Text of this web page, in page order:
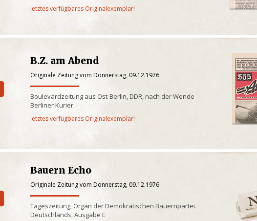
letztes verfügbares Originalexemplar!
B.Z. am Abend
Originale Zeitung vom Donnerstag, 09.12.1976
Boulevardzeitung aus Ost-Berlin, DDR, nach der Wende
Berliner Kurier
letztes verfügbares Originalexemplar!
Bauern Echo
Originale Zeitung vom Donnerstag, 09.12.1976
Tageszeitung, Organ der Demokratischen Bauernpartei
Deutschlands, Ausgabe E